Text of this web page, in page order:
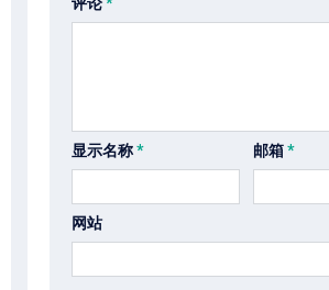
评论*
显示名称* 邮箱*
网站